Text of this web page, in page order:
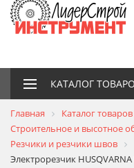
КАТАЛОГ
Главная
Каталог товаров
Строительное и высотное
Резчики и резчики швов
Электрорезчик HUSQVARNA